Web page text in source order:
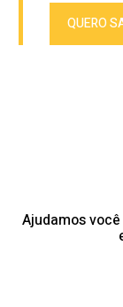
QUERO
Ajudamos